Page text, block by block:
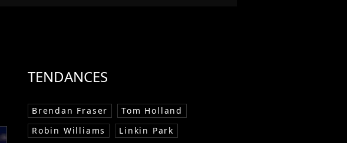
TENDANCES
Brendan Fraser
Tom Holland
Robin Williams
Linkin Park